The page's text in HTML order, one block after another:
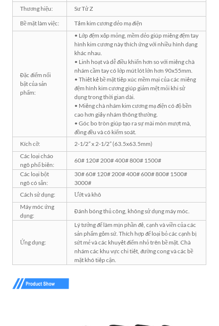
Thương hiệu:
Sư Tử Z
Bề mặt làm việc:
Tấm kim cương dẻo mạ điện
Đặc điểm nổi
bật của sản
phẩm:
• Lớp đệm xốp mỏng, mềm dẻo giúp miếng đệm tay
hình kim cương này thích ứng với nhiều hình dạng
khác nhau.
• Linh hoạt và dễ điều khiển hơn so với miếng chà
nhám cầm tay có lớp mút lót lớn hơn 90x55mm.
• Thiết kế bề mặt tiếp xúc mềm mại của các miếng
đệm hình kim cương giúp giảm mệt mỏi khi sử
dụng trong thời gian dài.
• Miếng chà nhám kim cương mạ điện có độ bền
cao hơn giấy nhám thông thường.
• Góc bo tròn giúp tạo ra sự mài mòn mượt mà,
đồng đều và có kiểm soát.
Kích cỡ:
2-1/2” x 2-1/2” (63.5x63.5mm)
Các loại cháo
ngô phổ biến:
60# 120# 200# 400# 800# 1500#
Các loại bột
ngô có sẵn:
30# 60# 120# 200# 400# 600# 800# 1500#
3000#
Cách sử dụng:
Ướt và khô
Máy móc ứng
dụng:
Đánh bóng thủ công, không sử dụng máy móc.
Ứng dụng:
Lý tưởng để làm mịn phần đế, cạnh và viền của các
sản phẩm gốm sứ. Thích hợp để loại bỏ các cạnh bị
sứt mẻ và các khuyết điểm nhỏ trên bề mặt. Chà
nhám các khu vực chi tiết, đường cong và các bề
mặt khó tiếp cận.